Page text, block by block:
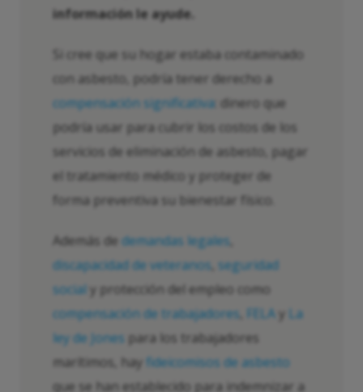
información le ayude.
Si cree que su hogar estaba contaminado
con asbesto, podría tener derecho a
compensación significativa: dinero que
podría usar para cubrir los costos de los
servicios de eliminación de asbesto, pagar
el tratamiento médico y proteger de
forma preventiva su bienestar físico.
Además de demandas legales
discapacidad de veteranos seguridad
social y protección del empleo como
compensación de trabajadores
FELA y La
ley de Jones para los trabajadores
marítimos, hay fideicomisos de asbesto
que se han establecido para indemnizar a